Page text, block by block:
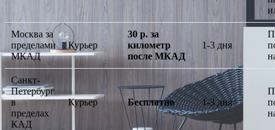
Москва за
пределами
МКАД
Курьер
30 р. за
километр
после МКАД
1-3 дня
Санкт-
Петербург
в
пределах
КАД
Курьер Бесплатно 1-3 дня